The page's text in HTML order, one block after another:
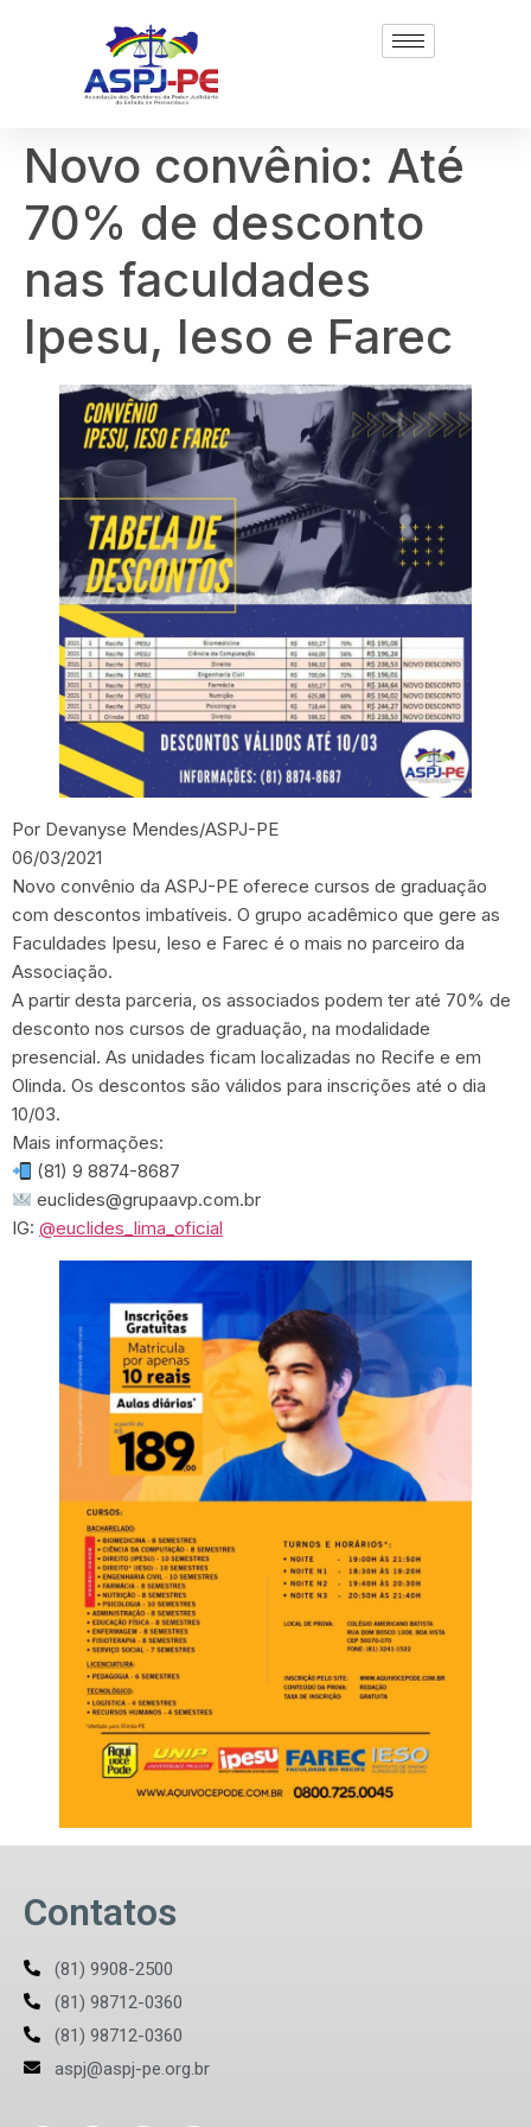
Novo convênio: Até
70% de desconto
nas faculdades
Ipesu, Ieso e Farec
Por Devanyse Mendes/ASPJ-PE
06/03/2021
Novo convênio da ASPJ-PE oferece cursos de graduação
com descontos imbatíveis. O grupo acadêmico que gere as
Faculdades Ipesu, Ieso e Farec é o mais no parceiro da
Associação.
A partir desta parceria, os associados podem ter até 70% de
desconto nos cursos de graduação, na modalidade
presencial. As unidades ficam localizadas no Recife e em
Olinda. Os descontos são válidos para inscrições até o dia
10/03.
Mais informações:
(81) 9 8874-8687
euclides@grupaavp.com.br
IG: @euclides_lima_oficial
Contatos
(81) 9908-2500
(81) 98712-0360
(81) 98712-0360
aspj@aspj-pe.org.br